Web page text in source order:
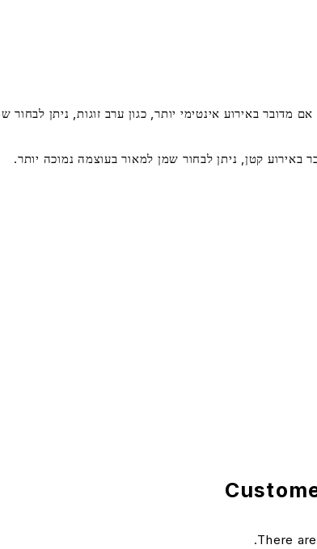
מדובר באירוע אינטימי יותר, כגון ערב זוגות, ניתן
קטן, ניתן לבחור שמן למאור בעוצמה נמוכה יותר.
There